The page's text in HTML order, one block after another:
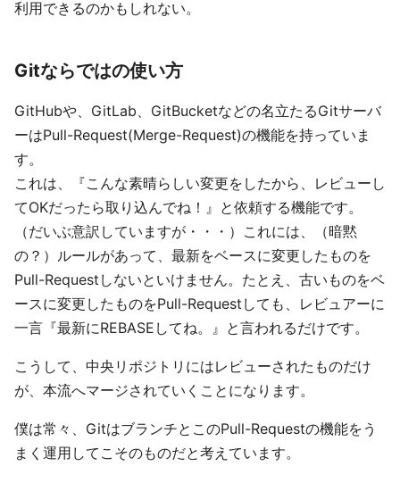
利用できるのかもしれない。
Gitならではの使い方
GitHubや、GitLab、GitBucketなどの名立たるGitサーバ
ーはPull-Request(Merge-Request)の機能を持っていま
す。
これは、『こんな素晴らしい変更をしたから、レビューし
てOKだったら取り込んでね！』と依頼する機能です。
（だいぶ意訳していますが・・・）これには、（暗黙
の？）ルールがあって、最新をベースに変更したものを
Pull-Requestしないといけません。たとえ、古いものをベ
ースに変更したものをPull-Requestしても、レビュアーに
一言『最新にREBASEしてね。』と言われるだけです。
こうして、中央リポジトリにはレビューされたものだけ
が、本流へマージされていくことになります。
僕は常々、GitはブランチとこのPull-Requestの機能をう
まく運用してこそのものだと考えています。